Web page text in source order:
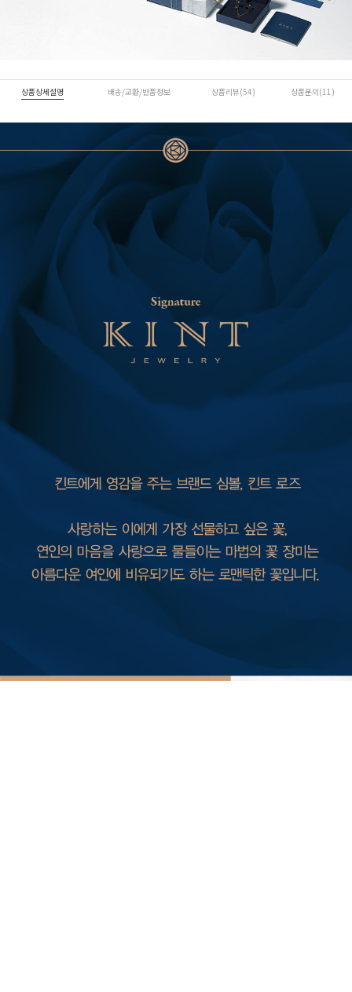
상품상세설명 배송/교환/반품정보 상품리뷰(54) 상품문의(11)